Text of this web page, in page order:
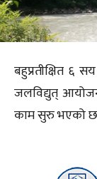
बहुप्रतीक्षित ६
जलविद्युत्
काम सुरु भएको